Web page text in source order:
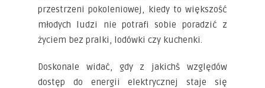
przestrzeni pokoleniowej, kiedy to większość
młodych ludzi nie potrafi sobie poradzić z
życiem bez pralki, lodówki czy kuchenki.
Doskonale widać, gdy z jakichś względów
dostęp do energii elektrycznej staje się